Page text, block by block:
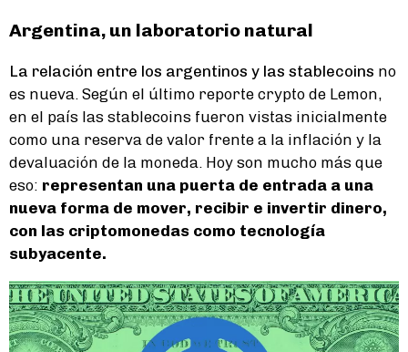
Argentina, un laboratorio natural
La relación entre los argentinos y las stablecoins no
es nueva. Según el último reporte crypto de Lemon,
en el país las stablecoins fueron vistas inicialmente
como una reserva de valor frente a la inflación y la
devaluación de la moneda. Hoy son mucho más que
eso: representan una puerta de entrada a una
nueva forma de mover, recibir e invertir dinero,
con las criptomonedas como tecnología
subyacente.